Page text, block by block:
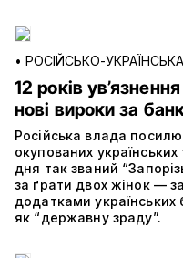
• РОСІЙСЬКО-
12 років
нові вироки за
Російська влада
окупованих
дня так званий
за ґрати двох жінок —
додатками українських
як “державну зраду”.